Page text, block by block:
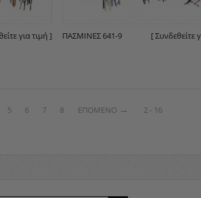
για τιμή ] ΠΑΣΜΊΝΕΣ 641-9 [ Συνδεθείτε
5 6 7 8 ΕΠΌΜΕΝΟ 2 - 16